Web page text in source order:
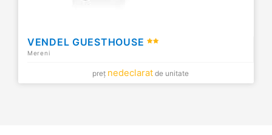
VENDEL GUESTHOUSE
Mereni
preț nedeclarat de unitate